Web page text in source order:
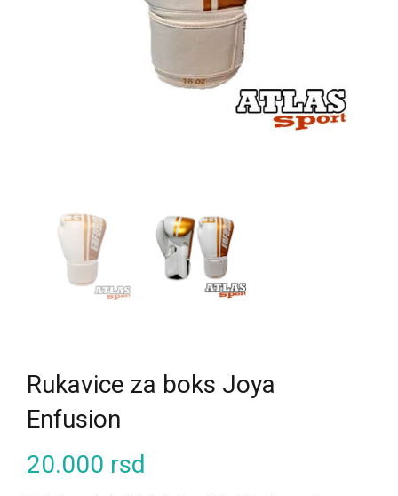
Rukavice za boks Joya
Enfusion
20.000 rsd